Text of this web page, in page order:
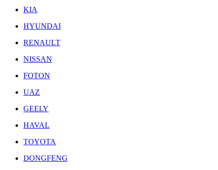
KIA
HYUNDAI
RENAULT
NISSAN
FOTON
UAZ
GEELY
HAVAL
TOYOTA
DONGFENG